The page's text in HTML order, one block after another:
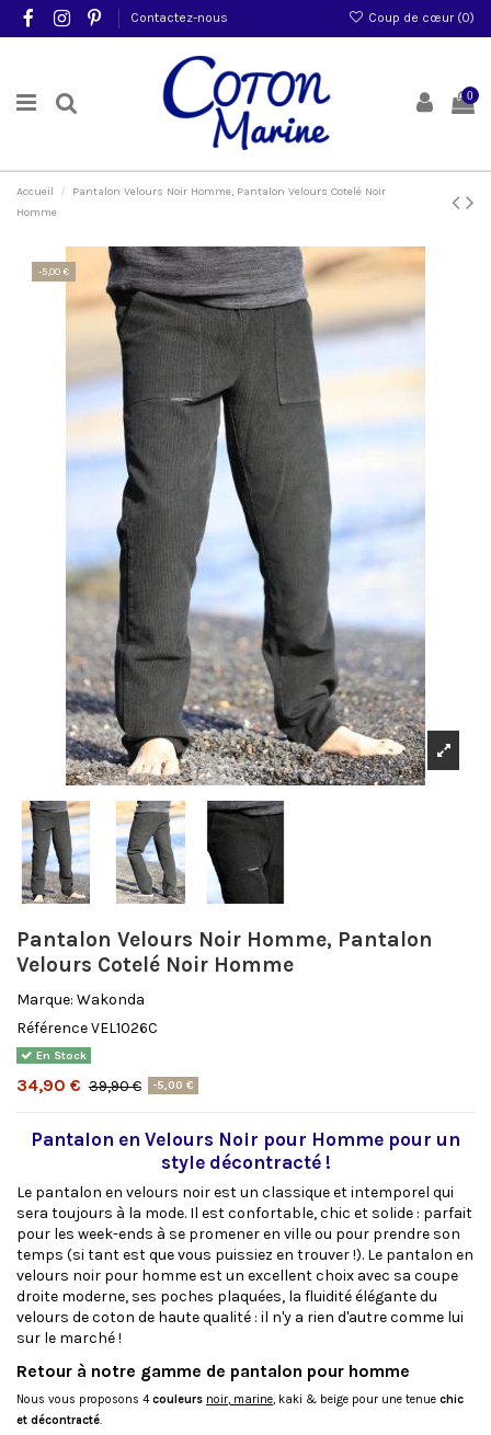
Contactez-nous Coup de cœur (0)
0
Accueil
Pantalon Velours Noir Homme, Pantalon Velours Cotelé Noir
Homme
-5,00 €
Pantalon Velours Noir Homme, Pantalon
Velours Cotelé Noir Homme
Marque: Wakonda
RéférenceVEL1026C
En Stock
34,90 € 39,90 € -5,00 €
Pantalon en Velours Noir pour Homme pour un
style décontracté !
Le pantalon en velours noir est un classique et intemporel qui
sera toujours à la mode. Il est confortable, chic et solide : parfait
pour les week-ends à se promener en ville ou pour prendre son
temps (si tant est que vous puissiez en trouver !). Le pantalon en
velours noir pour homme est un excellent choix avec sa coupe
droite moderne, ses poches plaquées, la fluidité élégante du
velours de coton de haute qualité : il n'y a rien d'autre comme lui
sur le marché !
Retour à notre gamme de pantalon pour homme
Nous vous proposons 4couleurs noir marine kaki & beige pour une tenue chic
et décontracté